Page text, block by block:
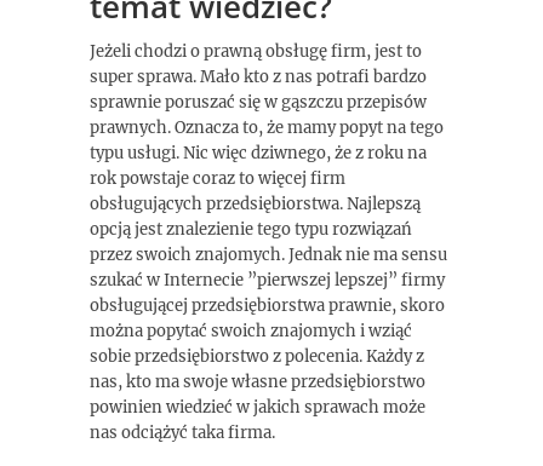
Jeżeli chodzi o prawną obsługę firm, jest to
super sprawa. Mało kto z nas potrafi bardzo
sprawnie poruszać się w gąszczu przepisów
prawnych. Oznacza to, że mamy popyt na tego
typu usługi. Nic więc dziwnego, że z roku na
rok powstaje coraz to więcej firm
obsługujących przedsiębiorstwa. Najlepszą
opcją jest znalezienie tego typu rozwiązań
przez swoich znajomych. Jednak nie ma sensu
szukać w Internecie ”pierwszej lepszej” firmy
obsługującej przedsiębiorstwa prawnie, skoro
można popytać swoich znajomych i wziąć
sobie przedsiębiorstwo z polecenia. Każdy z
nas, kto ma swoje własne przedsiębiorstwo
powinien wiedzieć w jakich sprawach może
nas odciążyć taka firma.